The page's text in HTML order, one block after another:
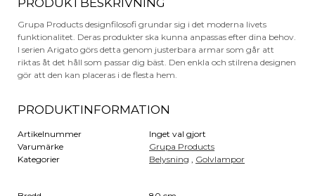
Grupa Products designfilosofi grundar sig i det moderna livets
funktionalitet. Deras produkter ska kunna anpassas efter dina behov.
I serien Arigato görs detta genom justerbara armar som går att
riktas åt det håll som passar dig bäst. Den enkla och stilrena designen
gör att den kan placeras i de flesta hem.
PRODUKTINFORMATION
Artikelnummer
Inget val gjort
Varumärke
Grupa Products
Kategorier
Belysning Golvlampor